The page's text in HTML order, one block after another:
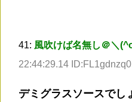
41: 風吹けば名無し＠＼
22:44:29.14
デミグラスソースでし